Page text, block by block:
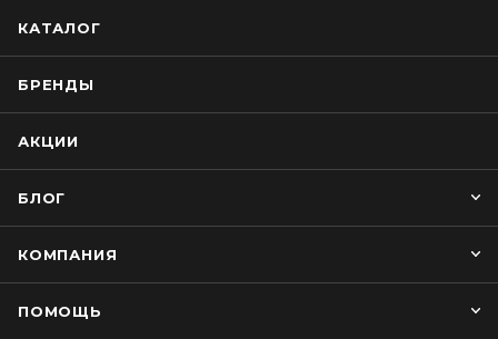
КАТАЛОГ
БРЕНДЫ
АКЦИИ
БЛОГ
КОМПАНИЯ
ПОМОЩЬ